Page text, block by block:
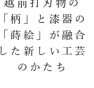
越前打刃物の
「柄」と漆器の
「蒔絵」が融合
した新しい工芸
のかたち